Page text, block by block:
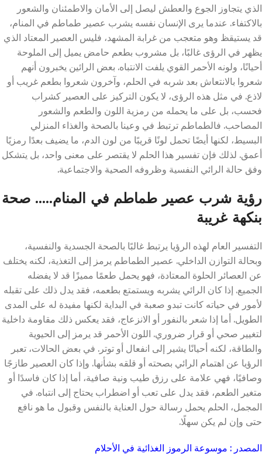
الذي يتجاوز الجوع والعطش ليصل إلى الأمان والاطمئنان والشعور
بالاكتفاء. عندما يرى الإنسان نفسه يشرب عصير طماطم في المنام،
قد يستيقظ وهو متعجب من غرابة المشهد، فليس العصير المعتاد الذي
يظهر في الرؤى غالبًا، بل مشروب بطعم حامض يميل إلى الملوحة
أحيانًا، ولونه الأحمر القوي يلفت الانتباه. بعض الرائين يخبرون أنهم
شعروا بالانتعاش بعد شربه في الحلم، وآخرون شعروا بطعم غريب أو
لاذع. في مثل هذه الرؤى، لا يكون التركيز على العصير كشراب
فحسب، بل على ما يحمله من رمزية اللون والطعم والشعور
المصاحب. فالطماطم ترتبط في وعينا بالصحة والغذاء المنزلي
البسيط، لكنها أيضًا تحمل لونًا قريبًا من لون الدم، ما يضيف بعدًا رمزيًا
أعمق. لذلك فإن تفسير هذا الحلم لا يقتصر على معنى واحد، بل يتشكل
وفق حالة الرائي النفسية وظروفه الصحية والاجتماعية.
رؤية شرب عصير طماطم في المنام….. صحة
بنكهة غريبة
التفسير العام لهذه الرؤيا يرتبط غالبًا بالصحة الجسدية والنفسية،
وبحالة التوازن الداخلي. عصير الطماطم يرمز إلى التغذية، لكنه يختلف
عن العصائر الحلوة المعتادة، فهو يحمل طعمًا مميزًا قد لا يفضله
الجميع. إذا كان الرائي يشربه ويستمتع بطعمه، فقد يدل ذلك على تقبله
لأمور في حياته كانت تبدو صعبة في البداية لكنها مفيدة له على المدى
الطويل. أما إذا شعر بالنفور أو الانزعاج، فقد يعكس ذلك مقاومة داخلية
لتغيير صحي أو قرار ضروري. اللون الأحمر قد يرمز إلى الحيوية
والطاقة، لكنه أحيانًا يشير إلى انفعال أو توتر. في بعض الحالات، تعبر
الرؤيا عن اهتمام الرائي بصحته أو قلقه بشأنها. وإذا كان العصير طازجًا
وصافيًا، فهي علامة على رزق طيب ونية صافية، أما إذا كان فاسدًا أو
متغير الطعم، فقد يدل على تعب أو اضطراب يحتاج إلى انتباه. في
المجمل، الحلم يحمل رسالة حول العناية بالنفس وقبول ما هو نافع
حتى وإن لم يكن سهلًا.
المصدر : موسوعة الرموز الغذائية في الأحلام